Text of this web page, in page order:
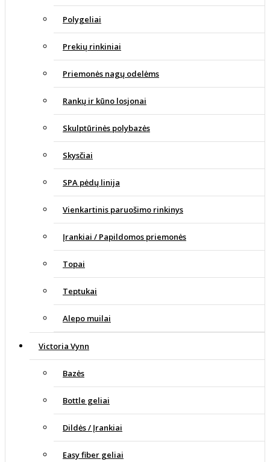
Polygeliai
Prekių rinkiniai
Priemonės nagų odelėms
Rankų ir kūno losjonai
Skulptūrinės polybazės
Skysčiai
SPA pėdų linija
Vienkartinis paruošimo rinkinys
Įrankiai / Papildomos priemonės
Topai
Teptukai
Alepo muilai
Victoria Vynn
Bazės
Bottle geliai
Dildės / Įrankiai
Easy fiber geliai